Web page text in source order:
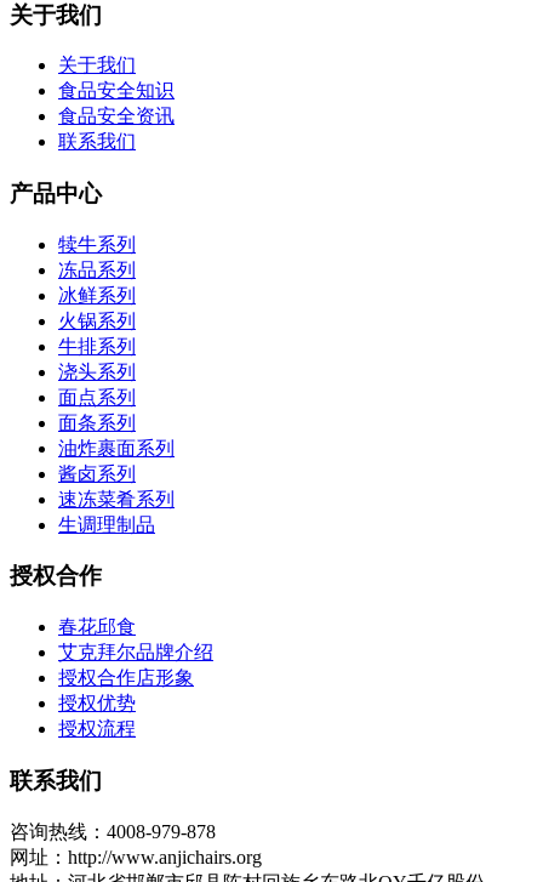
关于我们
关于我们
食品安全知识
食品安全资讯
联系我们
产品中心
犊牛系列
冻品系列
冰鲜系列
火锅系列
牛排系列
浇头系列
面点系列
面条系列
油炸裹面系列
酱卤系列
速冻菜肴系列
生调理制品
授权合作
春花邱食
艾克拜尔品牌介绍
授权合作店形象
授权优势
授权流程
联系我们
咨询热线：4008-979-878
网址：http://www.anjichairs.org